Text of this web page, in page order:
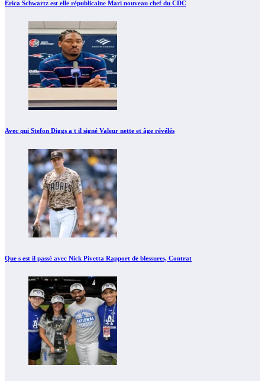
Erica Schwartz est elle républicaine Mari nouveau chef du CDC
Avec qui Stefon Diggs a t il signé Valeur nette et âge révélés
Que s est il passé avec Nick Pivetta Rapport de blessures, Contrat